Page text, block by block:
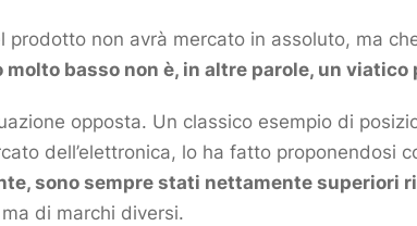
prodotto non avrà mercato in assoluto, ma
molto basso non è, in altre parole, un viatico
opposta. Un classico esempio di
dell’elettronica, lo ha fatto proponendosi
sono sempre stati nettamente superiori
di marchi diversi.